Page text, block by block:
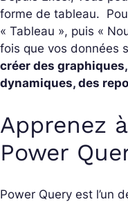
forme de tableau.
« Tableau », puis «
fois que vos données
créer des
dynamiques, des
Apprenez
Power
Power Query est l’un